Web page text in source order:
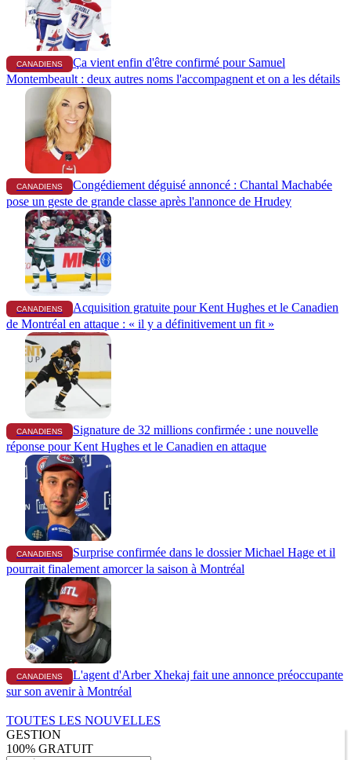
CANADIENS
Ça vient enfin d'être confirmé pour Samuel
Montembeault : deux autres noms l'accompagnent et on a les détails
CANADIENS
Congédiement déguisé annoncé : Chantal Machabée
pose un geste de grande classe après l'annonce de Hrudey
CANADIENS
Acquisition gratuite pour Kent Hughes et le Canadien
de Montréal en attaque : « il y a définitivement un fit »
CANADIENS
Signature de 32 millions confirmée : une nouvelle
réponse pour Kent Hughes et le Canadien en attaque
CANADIENS
Surprise confirmée dans le dossier Michael Hage et il
pourrait finalement amorcer la saison à Montréal
CANADIENS
L'agent d'Arber Xhekaj fait une annonce préoccupante
sur son avenir à Montréal
TOUTES LES NOUVELLES
GESTION
100% GRATUIT